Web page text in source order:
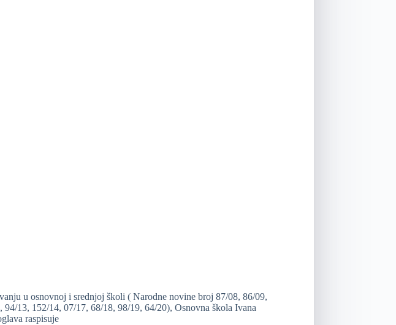
u osnovnoj i srednjoj školi ( Narodne novine broj 87/08, 86/09,
13, 152/14, 07/17, 68/18, 98/19, 64/20), Osnovna škola Ivana
raspisuje